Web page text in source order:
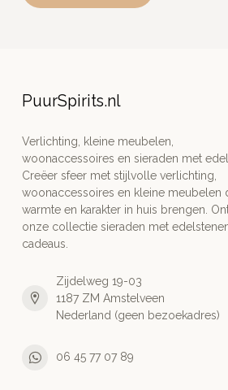
PuurSpirits.nl
Verlichting, kleine meubelen,
woonaccessoires en sieraden met
Creëer sfeer met stijlvolle verlichting,
woonaccessoires en kleine meubelen
warmte en karakter in huis brengen.
onze collectie sieraden met
cadeaus.
Zijdelweg 19-03
1187 ZM Amstelveen
Nederland (geen bezoekadres)
06 45 77 07 89